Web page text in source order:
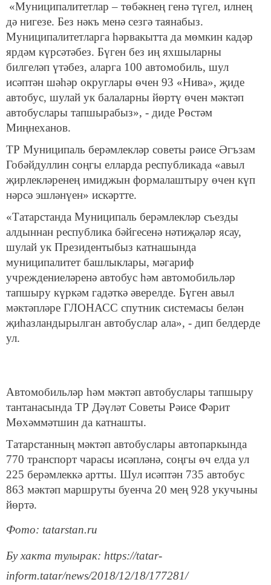
«Муниципалитетлар – төбәкнең генә түгел, илнең
дә нигезе. Без нәкъ менә сезгә таянабыз.
Муниципалитетларга һәрвакытта да мөмкин кадәр
ярдәм күрсәтәбез. Бүген без иң яхшыларны
билгеләп үтәбез, аларга 100 автомобиль, шул
исәптән шәһәр округлары өчен 93 «Нива», җиде
автобус, шулай ук балаларны йөртү өчен мәктәп
автобуслары тапшырабыз», - диде Рөстәм
Миңнеханов.
ТР Муниципаль берәмлекләр советы рәисе Әгъзам
Гобәйдуллин соңгы елларда республикада «авыл
җирлекләренең имиджын формалаштыру өчен күп
нәрсә эшләнүен» искәртте.
«Татарстанда Муниципаль берәмлекләр съезды
алдыннан республика бәйгесенә нәтиҗәләр ясау,
шулай ук Президентыбыз катнашында
муниципалитет башлыклары, мәгариф
учреждениеләренә автобус һәм автомобильләр
тапшыру күркәм гадәткә әверелде. Бүген авыл
мәктәпләре ГЛОНАСС спутник системасы белән
җиһазландырылган автобуслар ала», - дип белдерде
ул.
Автомобильләр һәм мәктәп автобуслары тапшыру
тантанасында ТР Дәүләт Советы Рәисе Фәрит
Мөхәммәтшин да катнашты.
Татарстанның мәктәп автобуслары автопаркында
770 транспорт чарасы исәпләнә, соңгы өч елда ул
225 берәмлеккә артты. Шул исәптән 735 автобус
863 мәктәп маршруты буенча 20 мең 928 укучыны
йөртә.
Фото: tatarstan.ru
Бу хакта тулырак: https://tatar-
inform.tatar/news/2018/12/18/177281/